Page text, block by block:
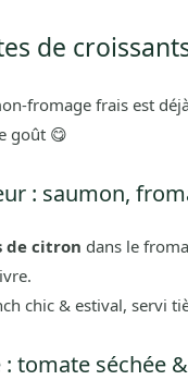
de
fromage frais est
goût 😋
: saumon,
de citron dans le
chic & estival, servi
: tomate séchée